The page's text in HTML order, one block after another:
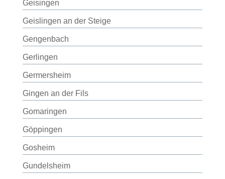
Geisingen
Geislingen an der Steige
Gengenbach
Gerlingen
Germersheim
Gingen an der Fils
Gomaringen
Göppingen
Gosheim
Gundelsheim